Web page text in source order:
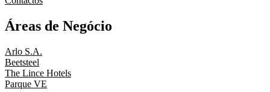
Áreas de Negócio
Arlo S.A.
Beetsteel
The Lince Hotels
Parque VE